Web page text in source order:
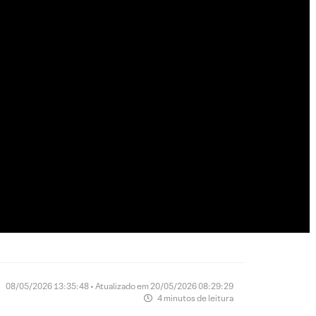
08/05/2026 13:35:48 • Atualizado em 20/05/2026 08:29:29
4 minutos de leitura